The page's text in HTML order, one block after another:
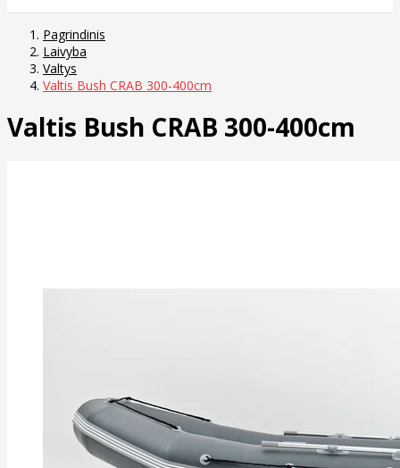
Pagrindinis
Laivyba
Valtys
Valtis Bush CRAB 300-400cm
Valtis Bush CRAB 300-400cm